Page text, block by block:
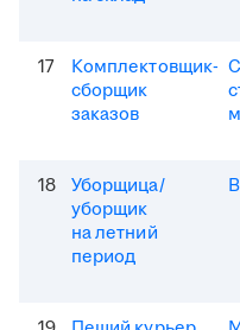
17
Комплектовщик-
сборщик
заказов
18
Уборщица/
уборщик
на летний
период